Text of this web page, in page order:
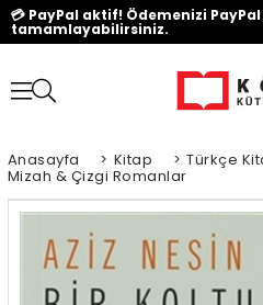
💳 PayPal aktif! Ödemenizi
tamamlayabilirsiniz.
Anasayfa > Kitap > Türkçe
Mizah & Çizgi Romanlar